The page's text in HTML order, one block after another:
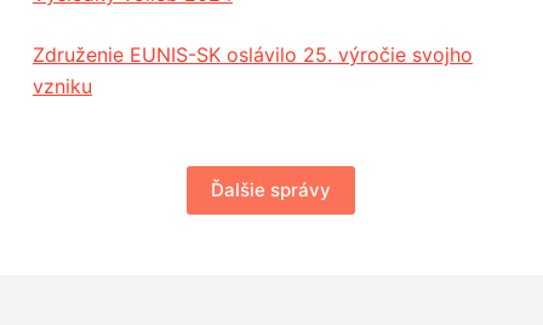
Združenie EUNIS-SK oslávilo 25. výročie svojho
vzniku
Ďalšie správy